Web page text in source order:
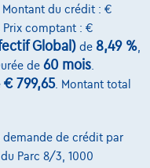
| GPS | Led Matrix
. Montant du crédit : €
comptant : €
Global) de 8,49 %
de 60 mois
€ 799,65. Montant total
de crédit par
Parc 8/3, 1000